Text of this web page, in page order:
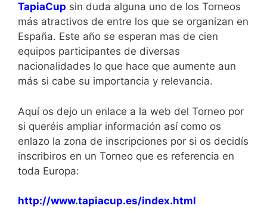
TapiaCup sin duda alguna uno de los Torneos
más atractivos de entre los que se organizan en
España. Este año se esperan mas de cien
equipos participantes de diversas
nacionalidades lo que hace que aumente aun
más si cabe su importancia y relevancia.
Aquí os dejo un enlace a la web del Torneo por
si queréis ampliar información así como os
enlazo la zona de inscripciones por si os decidís
inscribiros en un Torneo que es referencia en
toda Europa:
http://www.tapiacup.es/index.html